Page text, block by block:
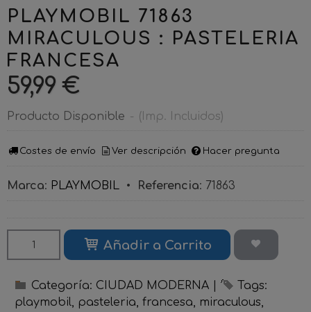
PLAYMOBIL 71863
MIRACULOUS : PASTELERIA
FRANCESA
59,99 €
Producto Disponible - (Imp. Incluidos)
Costes de envío Ver descripción Hacer pregunta
Marca: PLAYMOBIL • Referencia: 71863
Añadir a Carrito
Categoría: CIUDAD MODERNA
Tags:
playmobil
pasteleria francesa
miraculous